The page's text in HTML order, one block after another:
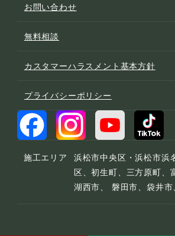
お問い合わせ
無料相談
カスタマーハラスメント基本方針
プライバシーポリシー
施工エリア
浜松市中央区・浜松市浜
区、初生町、三方原町、
湖西市、 磐田市、袋井